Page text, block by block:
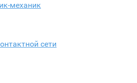
механик
сети